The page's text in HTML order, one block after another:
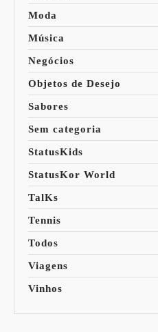
Moda
Música
Negócios
Objetos de Desejo
Sabores
Sem categoria
StatusKids
StatusKor World
TalKs
Tennis
Todos
Viagens
Vinhos